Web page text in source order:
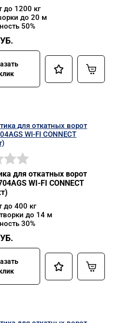
до 1200 кг
до 20 м
50%
для откатных ворот
WI-FI CONNECT
до 400 кг
до 14 м
30%